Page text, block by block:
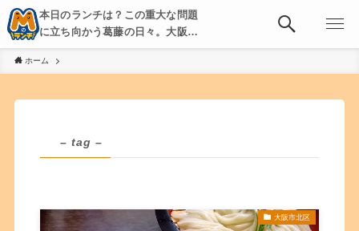
本日のランチは？この重大な問題
に立ち向かう葛藤の日々。大阪・
京都・神戸を中心とした食べ歩
き、飲み歩きを綴る。
ホーム
– tag –
大阪市北区